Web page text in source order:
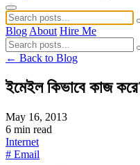
Blog About Hire Me
← Back to Blog
ইমেইল কিভাবে কাজ
May 16, 2013
6 min read
Internet
# Email